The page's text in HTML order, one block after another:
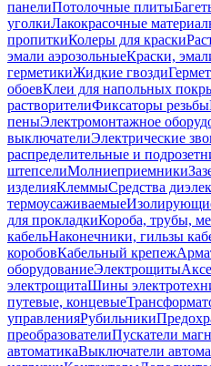
панелиПотолочные плиты
уголкиЛакокрасочные
пропиткиКолеры для краски
эмали аэрозольныеКраски,
герметикиЖидкие гвозди
обоевКлеи для напольных
растворителиФиксаторы резьбы
пеныЭлектромонтажное
выключателиЭлектрические
распределительные и
штепселиМолниеприемники
изделияКлеммыСредства
термоусаживаемые
для прокладкиКороба, трубы,
кабельНаконечники, гильзы
коробовКабельный крепеж
оборудованиеЭлектрощиты
электрощитаШины
путевые, концевые
управленияРубильники
преобразователиПускатели
автоматикаВыключатели